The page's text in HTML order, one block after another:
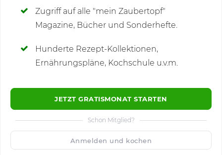
Zugriff auf alle "mein Zaubertopf"
Magazine, Bücher und Sonderhefte.
Hunderte Rezept-Kollektionen,
Ernährungspläne, Kochschule u.v.m.
JETZT GRATISMONAT STARTEN
Schon Mitglied?
Anmelden und kochen
Kommentare(1)
🙂 Speichern